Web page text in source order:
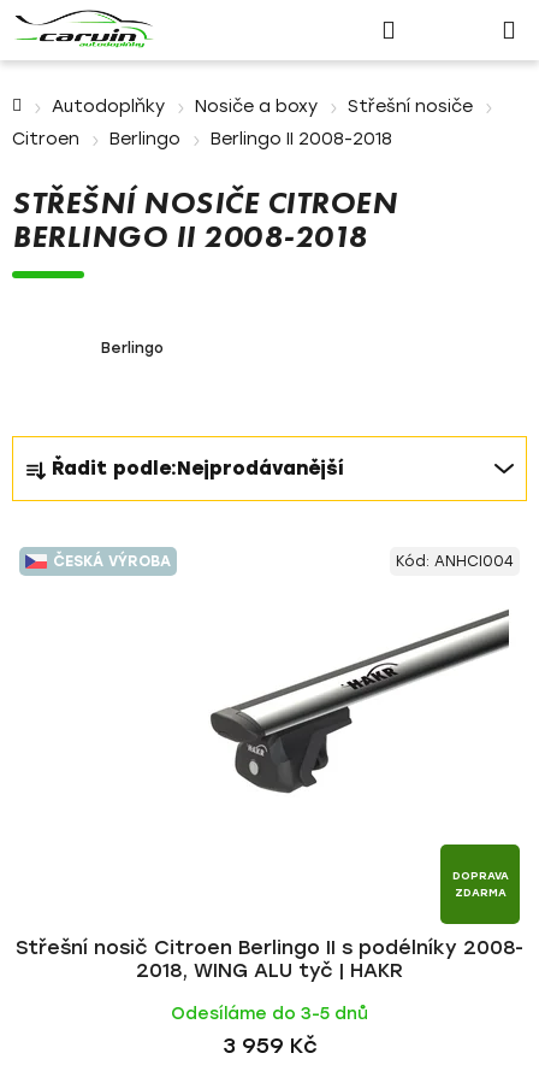
Přihlášení
košík
Autodoplňky Nosiče a boxy
Střešní nosiče
Citroen
Berlingo Berlingo II 2008-2018
STŘEŠNÍ NOSIČE CITROEN
BERLINGO II 2008-2018
Berlingo
Ř
a
z
e
n
Řadit podle:Nejprodávanější
V
ý
ČESKÁ VÝROBA
DOPRAVA
ZDARMA
Střešní nosič Citroen Berlingo II s podélníky 2008-
2018, WING ALU tyč | HAKR
Odesíláme do 3-5 dnů
3 959 Kč
Kód: ANHCI004